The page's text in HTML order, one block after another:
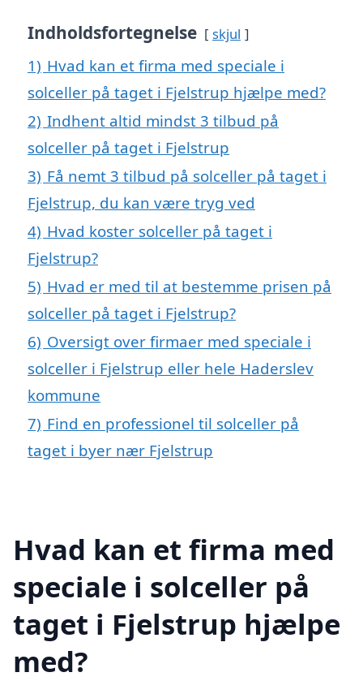
Indholdsfortegnelse skjul
1) Hvad kan et firma med speciale i
solceller på taget i Fjelstrup hjælpe med?
2) Indhent altid mindst 3 tilbud på
solceller på taget i Fjelstrup
3) Få nemt 3 tilbud på solceller på taget i
Fjelstrup, du kan være tryg ved
4) Hvad koster solceller på taget i
Fjelstrup?
5) Hvad er med til at bestemme prisen på
solceller på taget i Fjelstrup?
6) Oversigt over firmaer med speciale i
solceller i Fjelstrup eller hele Haderslev
kommune
7) Find en professionel til solceller på
taget i byer nær Fjelstrup
Hvad kan et firma med
speciale i solceller på
taget i Fjelstrup hjælpe
med?